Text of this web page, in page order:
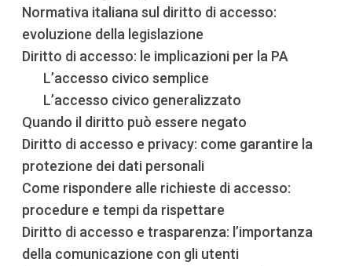
Normativa italiana sul diritto di accesso:
evoluzione della legislazione
Diritto di accesso: le implicazioni per la PA
L’accesso civico semplice
L’accesso civico generalizzato
Quando il diritto può essere negato
Diritto di accesso e privacy: come garantire la
protezione dei dati personali
Come rispondere alle richieste di accesso:
procedure e tempi da rispettare
Diritto di accesso e trasparenza: l’importanza
della comunicazione con gli utenti